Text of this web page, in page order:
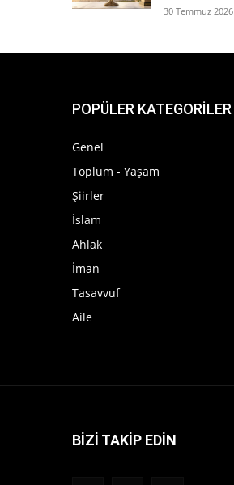
30 Temmuz 2026
POPÜLER KATEGORİLER
Genel
Toplum - Yaşam
Şiirler
İslam
Ahlak
İman
Tasavvuf
Aile
BİZİ TAKİP EDİN